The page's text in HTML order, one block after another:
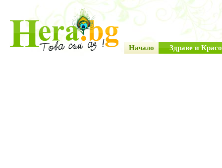
Начало Здраве и